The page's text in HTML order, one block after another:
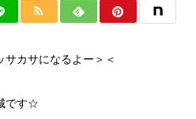
カサになるよー＞＜
です☆